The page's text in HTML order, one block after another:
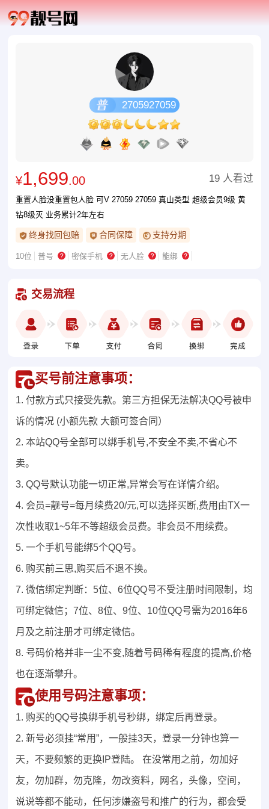
2705927059
¥1,699.00 19 人看过
重置人脸没重置包人脸 可V 27059 27059 真山类型 超级会员9级 黄
钻8级灭 业务累计2年左右
终身找回包赔 合同保障 支持分期
10位 普号 密保手机 无人脸 能绑
交易流程
买号前注意事项：
1. 付款方式只接受先款。第三方担保无法解决QQ号被申
诉的情况 (小额先款 大额可签合同）
2. 本站QQ号全部可以绑手机号,不安全不卖,不省心不
卖。
3. QQ号默认功能一切正常,异常会写在详情介绍。
4. 会员=靓号=每月续费20/元,可以选择买断,费用由TX一
次性收取1~5年不等超级会员费。非会员不用续费。
5. 一个手机号能绑5个QQ号。
6. 购买前三思,购买后不退不换。
7. 微信绑定判断：5位、6位QQ号不受注册时间限制，均
可绑定微信；7位、8位、9位、10位QQ号需为2016年6
月及之前注册才可绑定微信。
8. 号码价格并非一尘不变,随着号码稀有程度的提高,价格
也在逐渐攀升。
使用号码注意事项：
1. 购买的QQ号换绑手机号秒绑，绑定后再登录。
2. 新号必须挂“常用”，一般挂3天，登录一分钟也算一
天，不要频繁的更换IP登陆。 在没常用之前，勿加好
友，勿加群，勿克隆，勿改资料，网名，头像，空间，
说说等都不能动，任何涉嫌盗号和推广的行为，都会受